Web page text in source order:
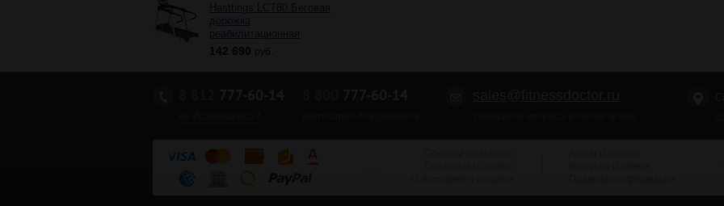
Hasttings LCT80 Беговая
дорожка
реабилитационная
142 690 руб.